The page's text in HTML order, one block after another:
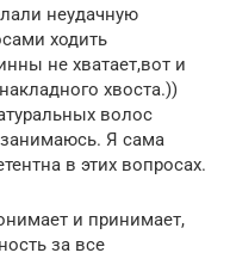
неудачную
ходить
не хватает,вот и
хвоста.))
волос
Я сама
в этих вопросах.
и принимает,
за все